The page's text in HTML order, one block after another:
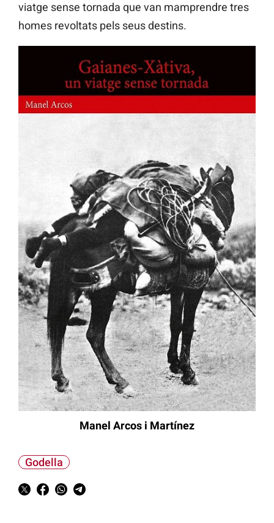
viatge sense tornada que van mamprendre tres
homes revoltats pels seus destins.
Manel Arcos i Martínez
Godella